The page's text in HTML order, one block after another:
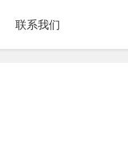
联系我们